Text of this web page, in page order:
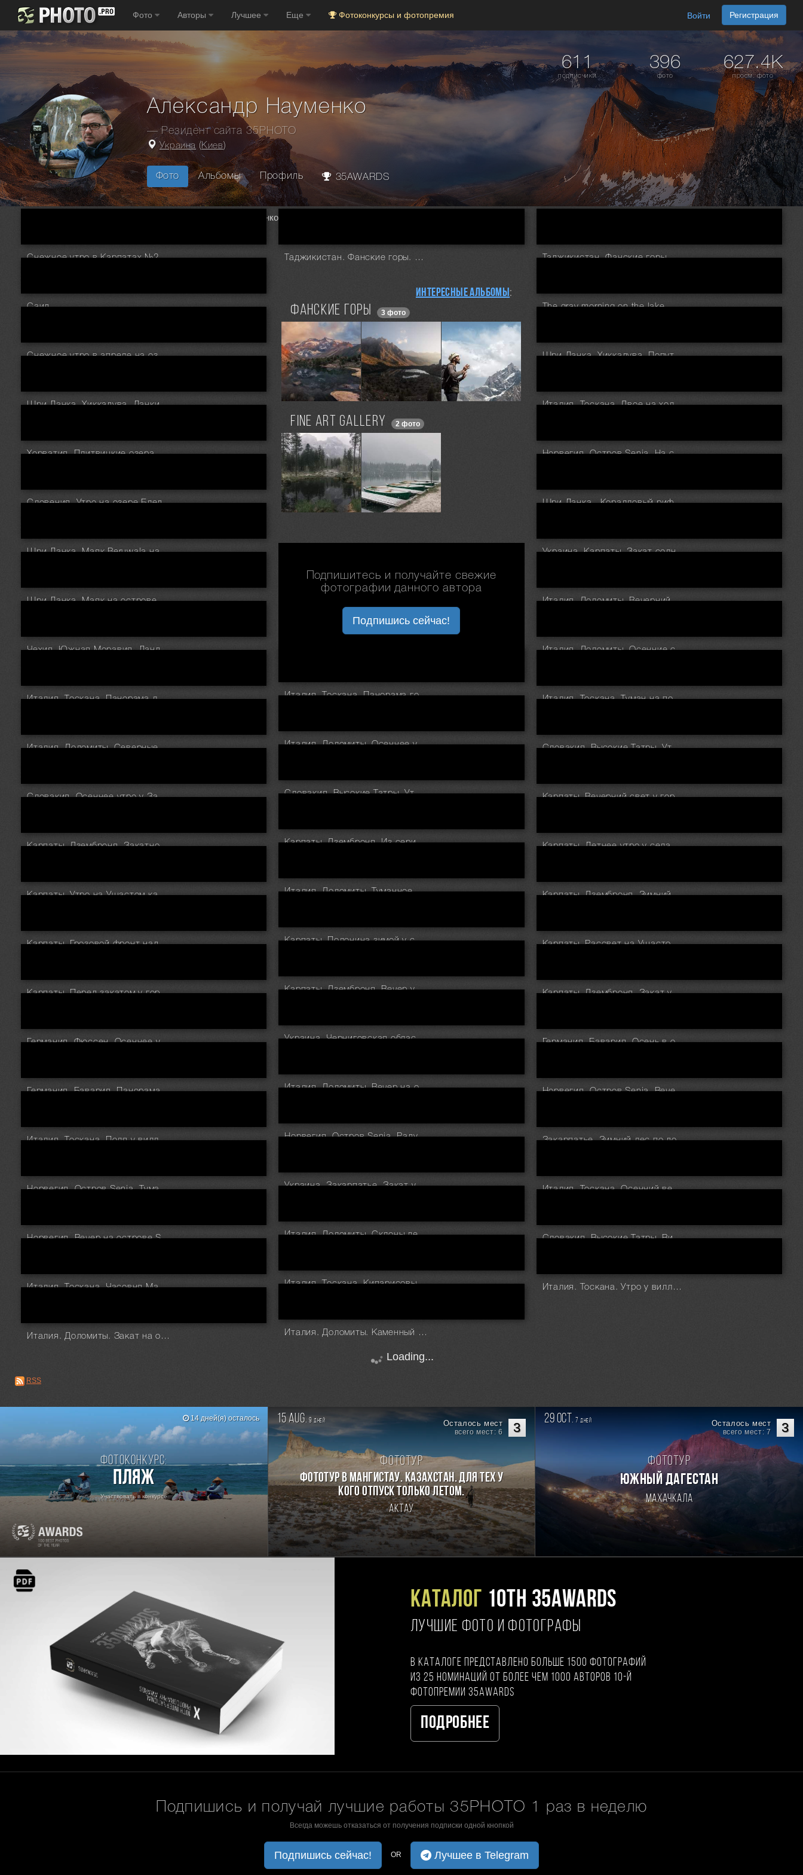
Фото Авторы Лучшее Еще Фотоконкурсы и фотопремия Войти Регистрация
611
подписчики
396
фото
627.4K
просм. фото
Александр Науменко
— Резидент сайта 35PHOTO
Украина (Киев)
Фото Альбомы Профиль 35AWARDS
Александр Науменко
Снежное утро в Карпатах №2 Таджикистан. Фанские горы. Вечер На Куликалонских озерах. (Ослик на выпасе). Высота 2800 м. Таджикистан. Фанские горы. Утро на Алаудинском озере.
Саид
Интересные альбомы:
Фанские горы 3 фото
FINE ART GALLERY 2 фото
Подпишитесь и получайте свежие
фотографии данного автора
Подпишись сейчас!
The gray morning on the lake.
Снежное утро в апреле на озере Хинтерзее, Германия. Шри Ланка. Хиккадува. Попутчица
Шри Ланка. Хиккадува. Ланкийский рассвет Италия. Тоскана. Двое на холмах долины Val d'Orcia
Хорватия. Плитвицкие озера у водопада Galovac осенью Норвегия. Остров Senja. На склонах у деревни Skaland
Словения. Утро на озере Блед Шри Ланка . Коралловый риф у острова Barberun
Шри Ланка. Маяк Beruwala на закате Украина. Карпаты. Закат солнца над Черногорским хребтом
Шри Ланка. Маяк на острове Barberun у берегов Beruwala Италия. Доломиты. Вечерний свет у деревни Selva di Val Gardena
Чехия. Южная Моравия. Ландшафт заповедника Hovoranske louky Италия. Доломиты. Осенние склоны у церкви Santa Maddalena
Италия. Тоскана. Панорама города Sorano
Италия. Тоскана. Панорама ландшафта у виллы Agriturismo Baccoleno Италия. Тоскана. Туман на полях долины Val d’Orcia
Италия. Доломиты. Осеннее утро на плато Alpe Di Siusi
Италия. Доломиты. Северные стены Tre Cime di Lavaredo на закате Словакия. Высокие Татры. Утро на озере Strbske Pleso
Словакия. Высокие Татры. Утро на горе Predne Solisko
Словакия. Осеннее утро у Западных Татр Карпаты. Вечерний свет у горы Поп Иван
Карпаты. Дземброня. Из серии Морозное утро
Карпаты. Дземброня. Закатное небо у горы Косарище Карпаты. Летнее утро у села Дземброня
Италия. Доломиты. Туманное утро у плато Alpe di Siusi
Карпаты. Утро на Ушастом камне Карпаты. Дземброня. Зимний вечер у полонины Степанский
Карпаты. Полонина зимой у села Дземброня
Карпаты. Грозовой фронт над Черногорским хребтом Карпаты. Рассвет на Ушастом камне
Карпаты. Дземброня. Вечер у полонины Степанский
Карпаты. Перед закатом у горы Поп Иван Карпаты. Дземброня. Закат у горы Косарище
Украина. Черниговская область. Перед грозой у реки Десна
Германия. Фюссен. Осеннее утро в парке Freibad am Mittersee Германия. Бавария. Осень в окрестности города Ramsau
Италия. Доломиты. Вечер на озере Carezza
Германия. Бавария. Панорама замка Neuschwanstein Норвегия. Остров Senja. Вечер в бухте Frovagen
Норвегия. Остров Senja. Радуга над фьордом Steinfjorden
Италия. Тоскана. Поля у виллы Agriturismo Baccoleno Закарпатье. Зимний лес по дороге на Петрос
Украина. Закарпатье. Закат у Козьмещика
Норвегия. Остров Senja. Туманное море Италия. Тоскана. Осенний вечер в долине Val d'Orcia
Италия. Доломиты. Склоны деревни Santa Cristina Val Gardena в вечерних лучах солнца
Норвегия. Вечер на острове Senja Словакия. Высокие Татры. Вид на Польские Татры и озеро (Zmrzle pleso)
Италия. Тоскана. Кипарисовый остров на закате в San Quirico d'Orcia
Италия. Тоскана. Часовня Madonna di Vitaleta на восходе солнца Италия. Тоскана. Утро у виллы Agriturismo Baccoleno
Италия. Доломиты. Каменный берег у озера Braies
Италия. Доломиты. Закат на озере Limides
Loading...
RSS
Фотоконкурс:
Пляж
Участвовать в конкурсе
14 дней(я) осталось 15 aug. 9дней 3
Осталось мест
всего мест: 6
Фототур
Фототур в Мангистау. Казахстан. Для тех у
кого отпуск только летом.
Актау
29 oct. 7дней 3
Осталось мест
всего мест: 7
Фототур
ЮЖНЫЙ ДАГЕСТАН
Махачкала
Каталог 10TH 35AWARDS
ЛУЧШИЕ ФОТО И ФОТОГРАФЫ
В каталоге представлено больше 1500 фотографий
из 25 номинаций от более чем 1000 авторов 10-й
фотопремии 35AWARDS
Подробнее
Подпишись и получай лучшие работы 35PHOTO 1 раз в неделю
Всегда можешь отказаться от получения подписки одной кнопкой
Подпишись сейчас! OR Лучшее в Telegram